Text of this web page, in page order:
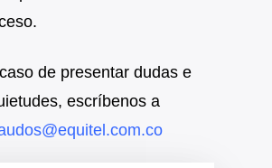
de presentar dudas e
escríbenos a